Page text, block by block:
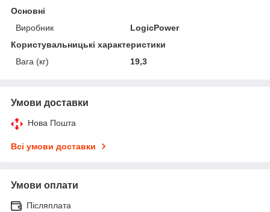
Основні
Виробник
LogicPower
Користувальницькі характеристики
Вага (кг)
19,3
Умови доставки
Нова Пошта
Всі умови доставки
Умови оплати
Післяплата